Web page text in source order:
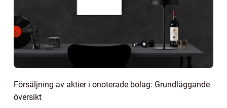
Försäljning av aktier i onoterade bolag: Grundläggande
översikt